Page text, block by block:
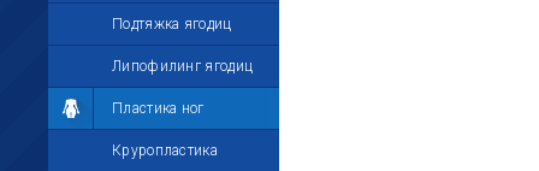
Подтяжка ягодиц
Липофилинг ягодиц
Пластика ног
Круропластика